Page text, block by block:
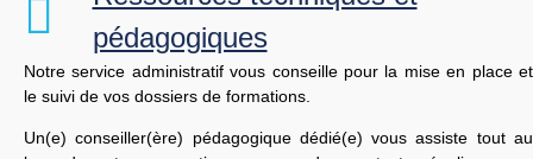
pédagogiques
Notre service administratif vous conseille pour la mise en place et
le suivi de vos dossiers de formations.
Un(e) conseiller(ère) pédagogique dédié(e) vous assiste tout au